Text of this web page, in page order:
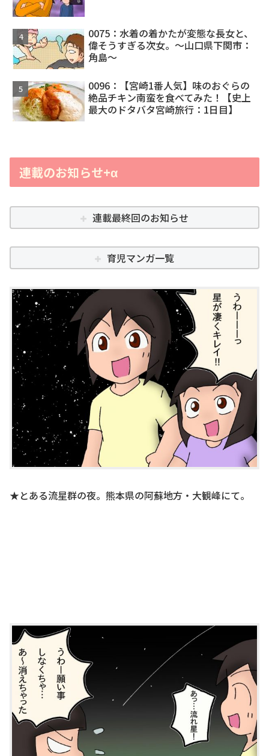
0075：水着の着かたが変態な長女と、
偉そうすぎる次女。～山口県下関市：
角島～
0096：【宮崎1番人気】味のおぐらの
絶品チキン南蛮を食べてみた！【史上
最大のドタバタ宮崎旅行：1日目】
連載のお知らせ+α
連載最終回のお知らせ
育児マンガ一覧
★とある流星群の夜。熊本県の阿蘇地方・大観峰にて。